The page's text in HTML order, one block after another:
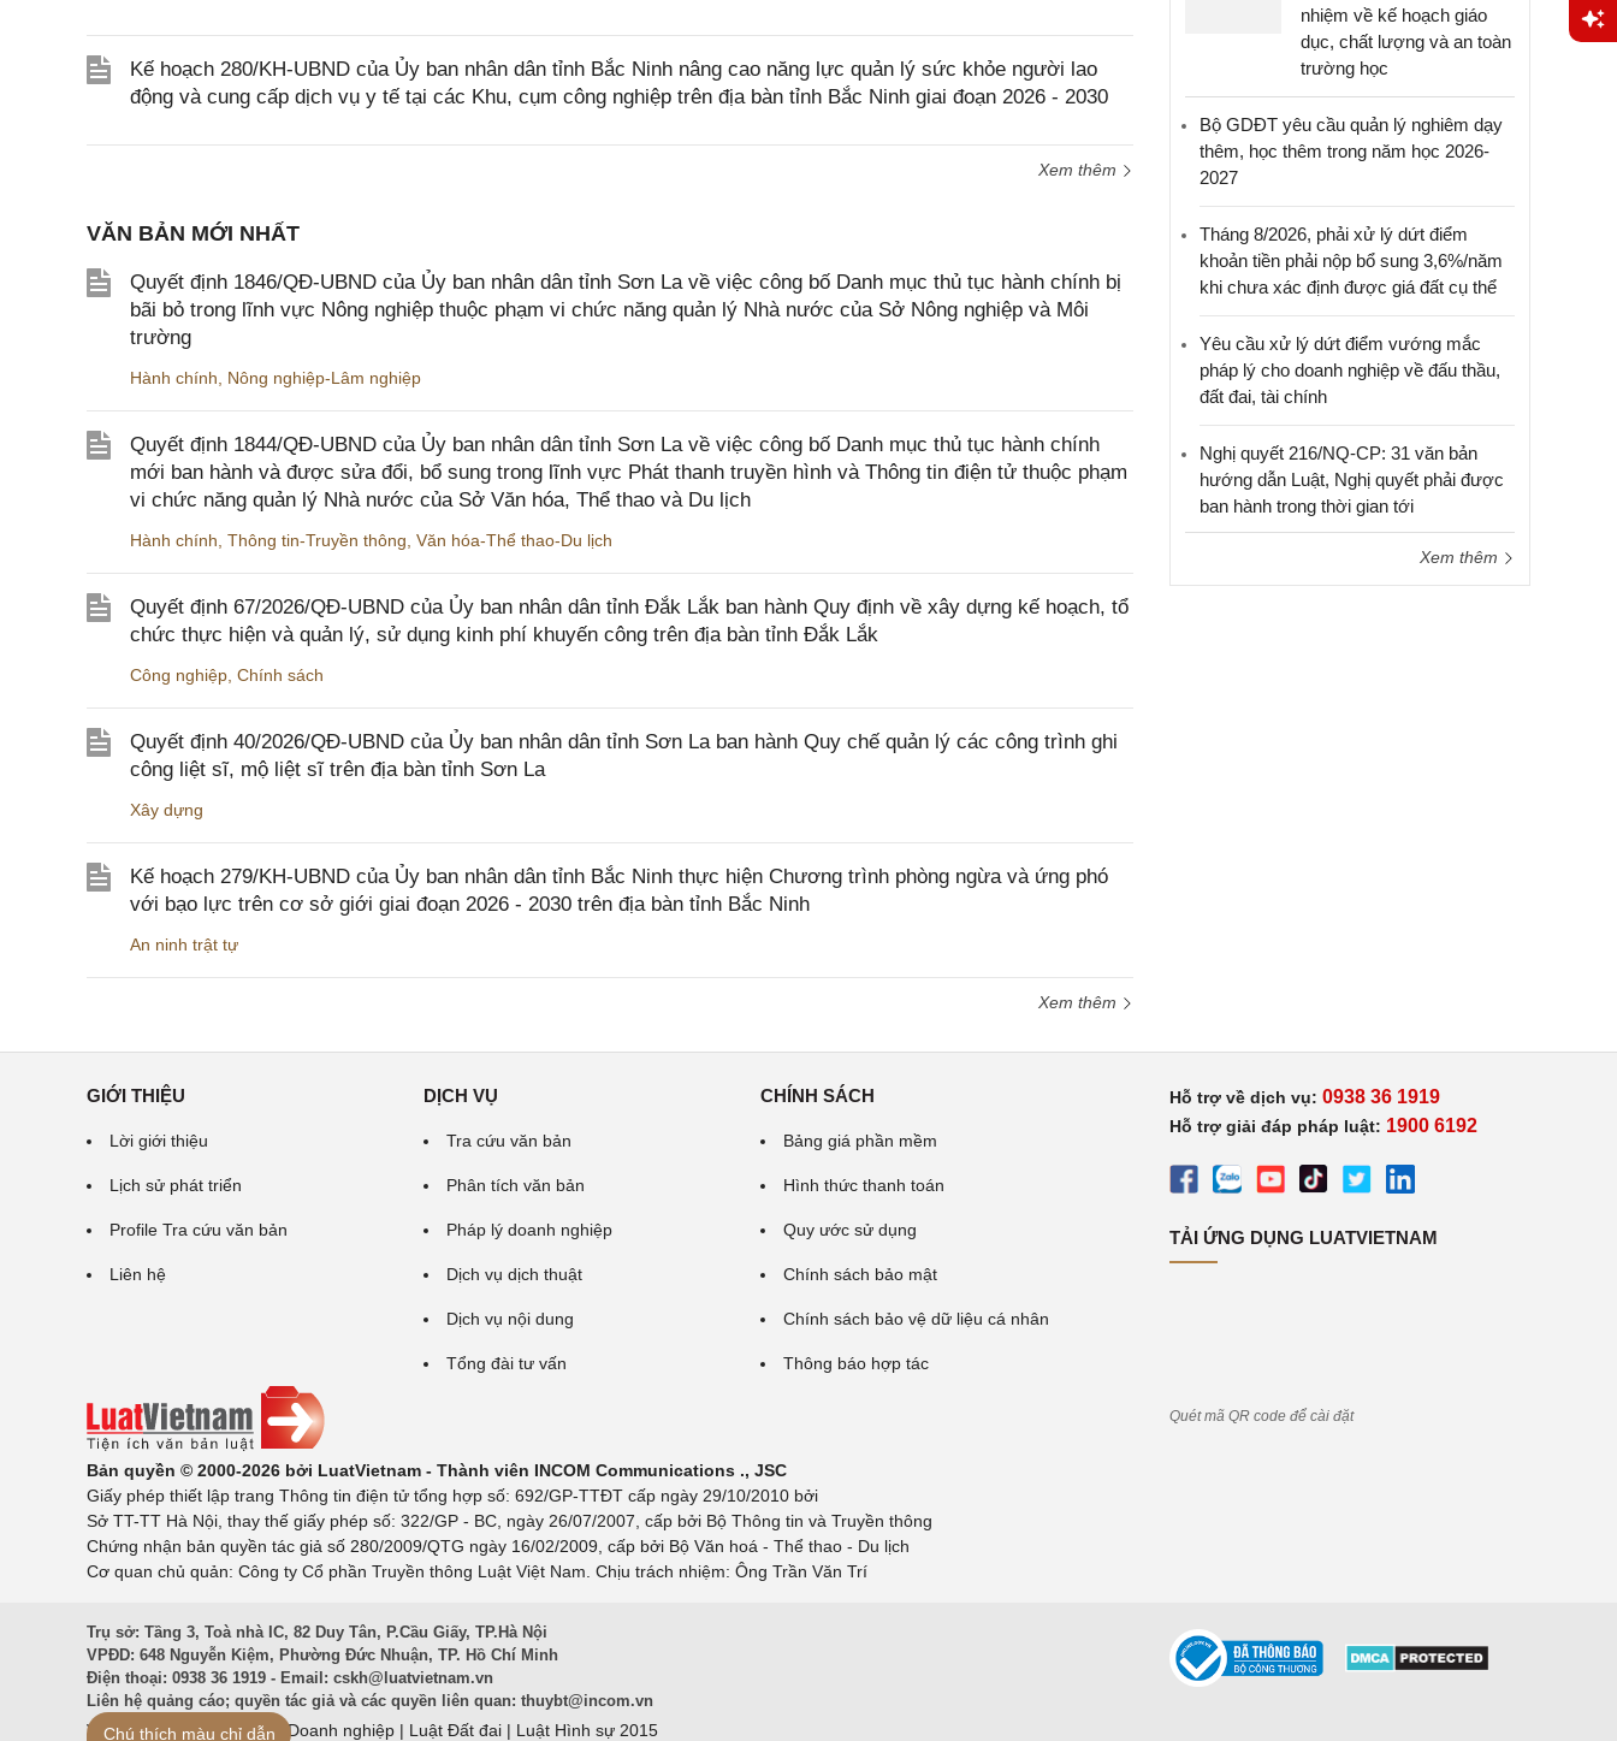
Kế hoạch 280/KH-UBND của Ủy ban nhân dân tỉnh Bắc Ninh nâng cao năng lực quản lý sức khỏe người lao
động và cung cấp dịch vụ y tế tại các Khu, cụm công nghiệp trên địa bàn tỉnh Bắc Ninh giai đoạn 2026 - 2030
Xem thêm
VĂN BẢN MỚI NHẤT
Quyết định 1846/QĐ-UBND của Ủy ban nhân dân tỉnh Sơn La về việc công bố Danh mục thủ tục hành chính bị
bãi bỏ trong lĩnh vực Nông nghiệp thuộc phạm vi chức năng quản lý Nhà nước của Sở Nông nghiệp và Môi
trường
Hành chính Nông nghiệp-Lâm nghiệp
Quyết định 1844/QĐ-UBND của Ủy ban nhân dân tỉnh Sơn La về việc công bố Danh mục thủ tục hành chính
mới ban hành và được sửa đổi, bổ sung trong lĩnh vực Phát thanh truyền hình và Thông tin điện tử thuộc phạm
vi chức năng quản lý Nhà nước của Sở Văn hóa, Thể thao và Du lịch
Hành chính Thông tin-Truyền thông Văn hóa-Thể thao-Du lịch
Quyết định 67/2026/QĐ-UBND của Ủy ban nhân dân tỉnh Đắk Lắk ban hành Quy định về xây dựng kế hoạch, tổ
chức thực hiện và quản lý, sử dụng kinh phí khuyến công trên địa bàn tỉnh Đắk Lắk
Công nghiệp Chính sách
Quyết định 40/2026/QĐ-UBND của Ủy ban nhân dân tỉnh Sơn La ban hành Quy chế quản lý các công trình ghi
công liệt sĩ, mộ liệt sĩ trên địa bàn tỉnh Sơn La
Xây dựng
Kế hoạch 279/KH-UBND của Ủy ban nhân dân tỉnh Bắc Ninh thực hiện Chương trình phòng ngừa và ứng phó
với bạo lực trên cơ sở giới giai đoạn 2026 - 2030 trên địa bàn tỉnh Bắc Ninh
An ninh trật tự
Xem thêm
nhiệm về kế hoạch giáo
dục, chất lượng và an toàn
trường học
Bộ GDĐT yêu cầu quản lý nghiêm dạy
thêm, học thêm trong năm học 2026-
2027
Tháng 8/2026, phải xử lý dứt điểm
khoản tiền phải nộp bổ sung 3,6%/năm
khi chưa xác định được giá đất cụ thể
Yêu cầu xử lý dứt điểm vướng mắc
pháp lý cho doanh nghiệp về đấu thầu,
đất đai, tài chính
Nghị quyết 216/NQ-CP: 31 văn bản
hướng dẫn Luật, Nghị quyết phải được
ban hành trong thời gian tới
Xem thêm
GIỚI THIỆU
Lời giới thiệu
Lịch sử phát triển
Profile Tra cứu văn bản
Liên hệ
DỊCH VỤ
Tra cứu văn bản
Phân tích văn bản
Pháp lý doanh nghiệp
Dịch vụ dịch thuật
Dịch vụ nội dung
Tổng đài tư vấn
CHÍNH SÁCH
Bảng giá phần mềm
Hình thức thanh toán
Quy ước sử dụng
Chính sách bảo mật
Chính sách bảo vệ dữ liệu cá nhân
Thông báo hợp tác
Bản quyền © 2000-2026 bởi LuatVietnam - Thành viên INCOM Communications ., JSC
Giấy phép thiết lập trang Thông tin điện tử tổng hợp số: 692/GP-TTĐT cấp ngày 29/10/2010 bởi
Sở TT-TT Hà Nội, thay thế giấy phép số: 322/GP - BC, ngày 26/07/2007, cấp bởi Bộ Thông tin và Truyền thông
Chứng nhận bản quyền tác giả số 280/2009/QTG ngày 16/02/2009, cấp bởi Bộ Văn hoá - Thể thao - Du lịch
Cơ quan chủ quản: Công ty Cổ phần Truyền thông Luật Việt Nam. Chịu trách nhiệm: Ông Trần Văn Trí
Hỗ trợ về dịch vụ: 0938 36 1919
Hỗ trợ giải đáp pháp luật: 1900 6192
TẢI ỨNG DỤNG LUATVIETNAM
Quét mã QR code để cài đặt
Trụ sở: Tầng 3, Toà nhà IC, 82 Duy Tân, P.Cầu Giấy, TP.Hà Nội
VPĐD: 648 Nguyễn Kiệm, Phường Đức Nhuận, TP. Hồ Chí Minh
Điện thoại: 0938 36 1919 - Email: cskh@luatvietnam.vn
Liên hệ quảng cáo; quyền tác giả và các quyền liên quan: thuybt@incom.vn
Văn Bản Pháp Luật|Luật Doanh nghiệp | Luật Đất đai | Luật Hình sự 2015
Chú thích màu chỉ dẫn